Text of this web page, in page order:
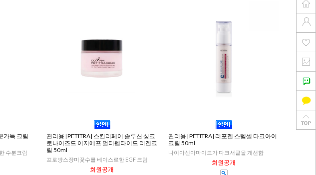
가득 크림
수분크림
관리용 [PETITRA] 스킨리페어 솔루션 싱크
로나이즈드 이지에프 멀티펩타이드 리젠크
림 50ml
프로방스장미꽃수를 베이스로한 EGF 크림
회원공개
관리용 [PETITRA] 리포젠 스템셀 다크아이
크림 50ml
나이아신아마이드가 다크서클을 개선함
회원공개